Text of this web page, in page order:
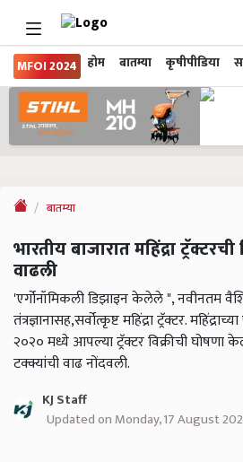
MFOI 2024 होम बातम्या कृषीपीडिया
बातम्या
भारतीय बाजारात महिंद्रा
वाढली
'एर्गोनॉमिकली डिझाइन केलेले ", नवीनतम
तंत्रज्ञानासह,सर्वोत्कृष्ट महिंद्रा ट्रॅक्टर.
२०२० मध्ये आपल्या ट्रॅक्टर विक्रीची घोषणा
टक्क्यांची वाढ नोंदवली.
KJ Staff
Updated on Monday, 17 August